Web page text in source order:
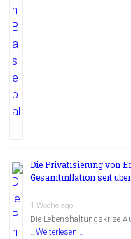
Die Privatisierung von
Gesamtinflation seit
1 Woche ago
Die Lebenshaltungskrise
…Weiterlesen...